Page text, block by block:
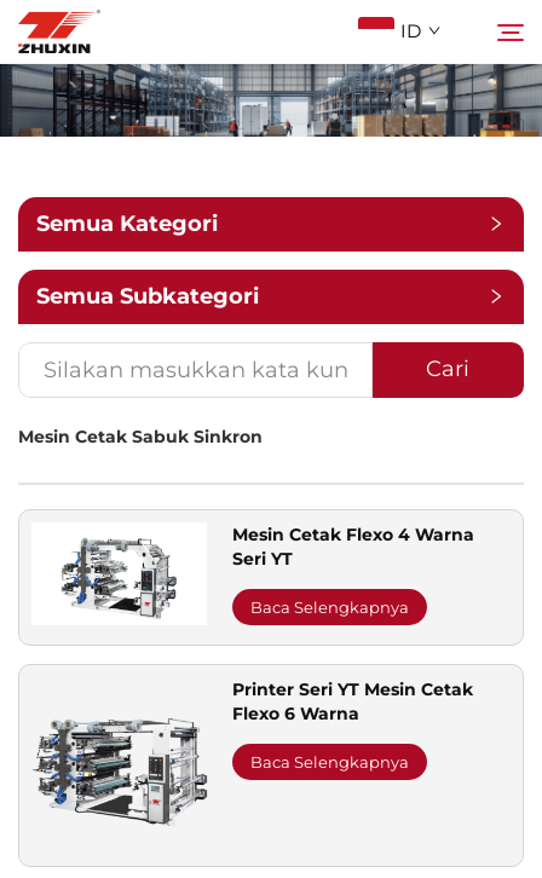
ID
Aplikasi
Perusahaan
Berita
Kontak
FAQ
Semua Kategori
Semua Subkategori
Cari
Mesin Cetak Sabuk Sinkron
Mesin Cetak Flexo 4 Warna
Seri YT
Baca Selengkapnya
Printer Seri YT Mesin Cetak
Flexo 6 Warna
Baca Selengkapnya